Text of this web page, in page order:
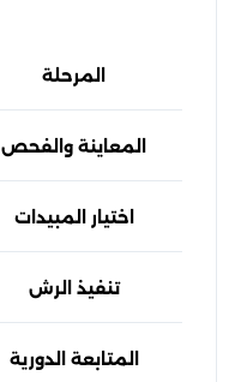
المرحلة
المعاينة والفحص
اختيار المبيدات
تنفيذ الرش
المتابعة الدورية